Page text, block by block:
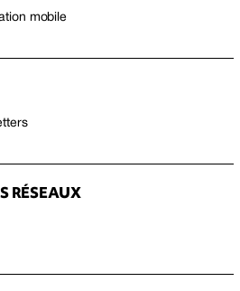
mobile
RÉSEAUX